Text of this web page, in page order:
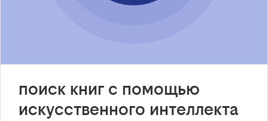
поиск книг с помощью
искусственного интеллекта